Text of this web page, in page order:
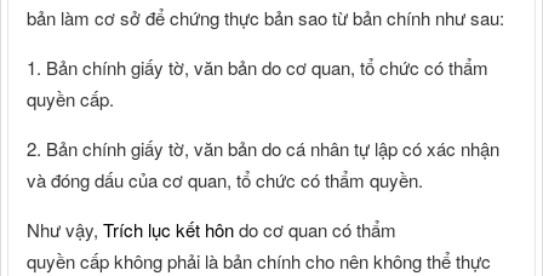
bản làm cơ sở để chứng thực bản sao từ bản chính như sau:
1. Bản chính giấy tờ, văn bản do cơ quan, tổ chức có thẩm
quyền cấp.
2. Bản chính giấy tờ, văn bản do cá nhân tự lập có xác nhận
và đóng dấu của cơ quan, tổ chức có thẩm quyền.
Như vậy, Trích lục kết hôndo cơ quan có thẩm
quyền cấp không phải là bản chính cho nên không thể thực